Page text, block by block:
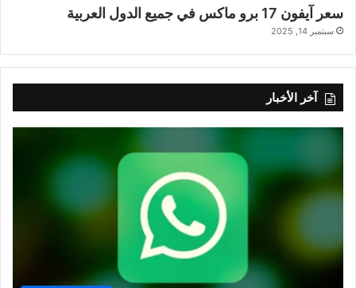
سعر آيفون 17 برو ماكس في جميع الدول العربية
سبتمبر 14, 2025
آخر الأخبار